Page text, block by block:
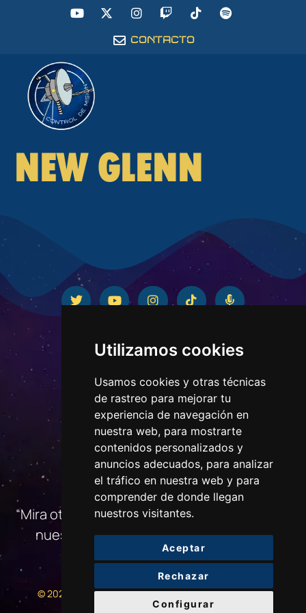
Utilizamos cookies
Usamos cookies y otras técnicas
de rastreo para mejorar tu
experiencia de navegación en
nuestra web, para mostrarte
contenidos personalizados y
anuncios adecuados, para analizar
el tráfico en nuestra web y para
comprender de donde llegan
nuestros visitantes.
Aceptar
Rechazar
Configurar
CONTACTO
NEW GLENN
CONTACTO
“Mira otra vez ese punto. Eso es aquí. Ese es
nuestro hogar. Eso somos nosotros…»
© 2025 CONTROL DE MISIÓN|POWERED BY:SVG